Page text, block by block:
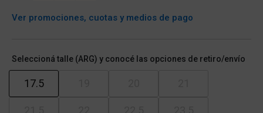
Ver promociones, cuotas y medios de pago
Seleccioná talle (ARG) y conocé las opciones de retiro/envío
17.5